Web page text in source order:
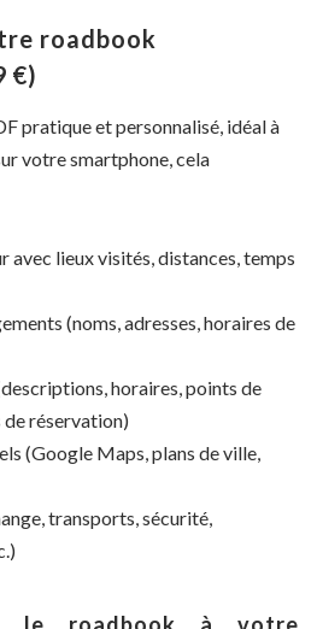
roadbook
€)
pratique et personnalisé, idéal à
votre smartphone, cela
avec lieux visités, distances, temps
(noms, adresses, horaires de
horaires, points de
de réservation)
(Google Maps, plans de ville,
transports, sécurité,